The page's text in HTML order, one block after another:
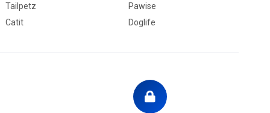
Tailpetz
Pawise
Catit Doglife